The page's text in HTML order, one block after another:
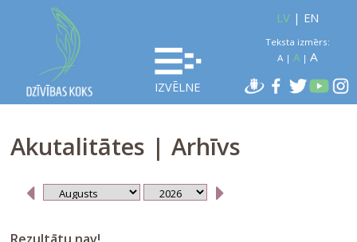
IZVĒLNE
LV| EN
Teksta izmērs:
A| A| A
Akutalitātes | Arhīvs